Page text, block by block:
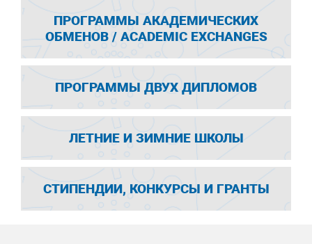
ПРОГРАММЫ АКАДЕМИЧЕСКИХ
ОБМЕНОВ / ACADEMIC EXCHANGES
ПРОГРАММЫ ДВУХ ДИПЛОМОВ
ЛЕТНИЕ И ЗИМНИЕ ШКОЛЫ
СТИПЕНДИИ, КОНКУРСЫ И ГРАНТЫ